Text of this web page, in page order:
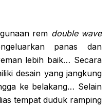
rem double wave
panas dan
lebih baik… Secara
desain yang jangkung
ke belakang… Selain
tempat duduk ramping